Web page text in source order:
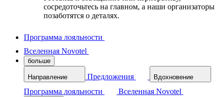
сосредоточьтесь на главном, а наши организаторы
позаботятся о деталях.
Программа лояльности
Вселенная Novotel
больше
Направление Предложения Вдохновение
Программа лояльности Вселенная Novotel